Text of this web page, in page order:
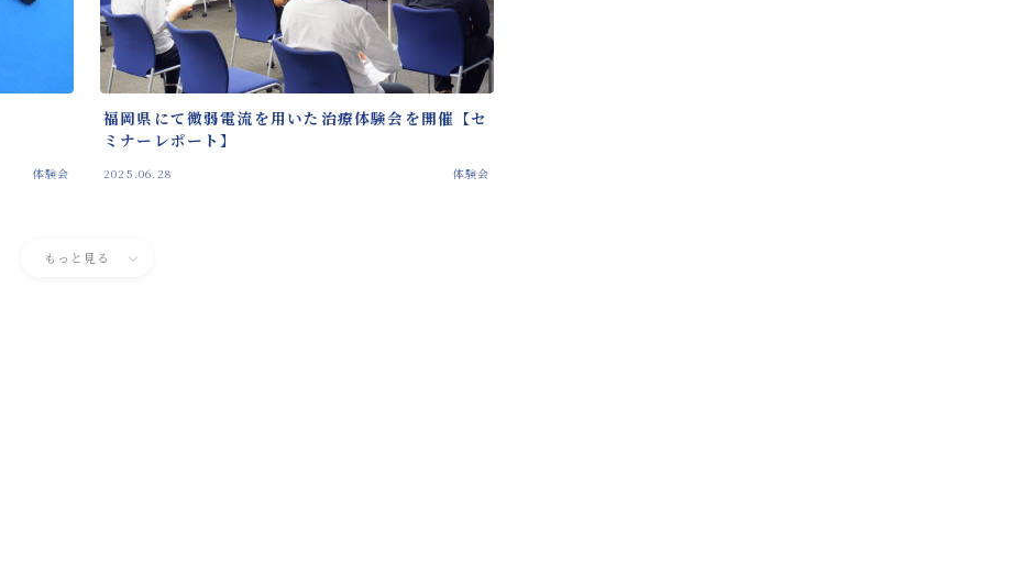
体験会
福岡県にて微弱電流を用いた治療体験会を開催【セ
ミナーレポート】
2025.06.28 体験会
もっと見る